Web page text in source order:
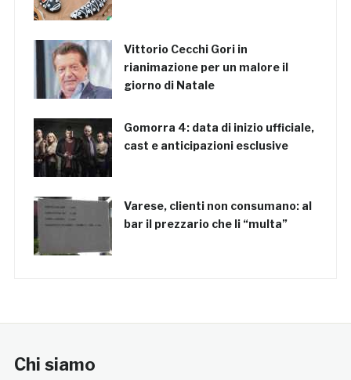
Vittorio Cecchi Gori in
rianimazione per un malore il
giorno di Natale
Gomorra 4: data di inizio ufficiale,
cast e anticipazioni esclusive
Varese, clienti non consumano: al
bar il prezzario che li “multa”
Chi siamo